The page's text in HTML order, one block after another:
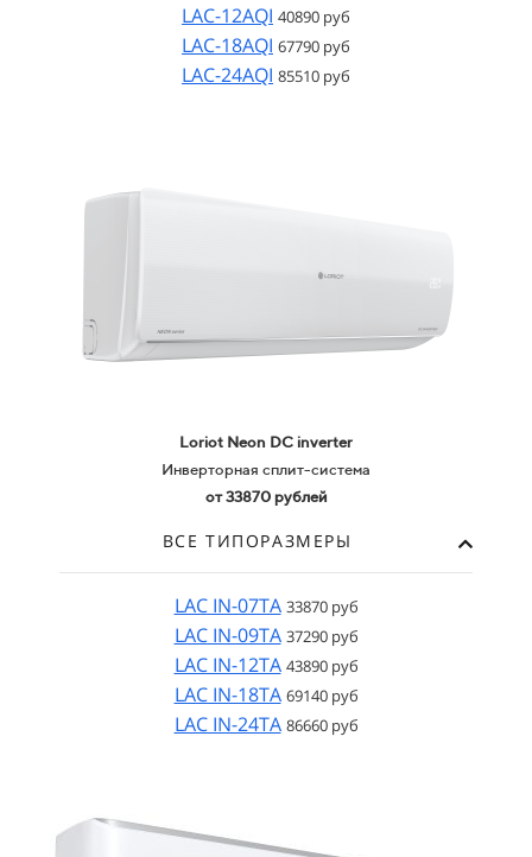
LAC-12AQI 40890 руб
LAC-18AQI 67790 руб
LAC-24AQI 85510 руб
Loriot Neon DC inverter
Инверторная сплит-система
от 33870 рублей
ВСЕ ТИПОРАЗМЕРЫ
LAC IN-07TA 33870 руб
LAC IN-09TA 37290 руб
LAC IN-12TA 43890 руб
LAC IN-18TA 69140 руб
LAC IN-24TA 86660 руб